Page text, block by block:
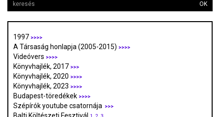
OK
1997 >>>>
A Társaság honlapja (2005-2015) >>>>
Videóvers >>>>
Könyvhajlék, 2017 >>>
Könyvhajlék, 2020 >>>>
Könyvhajlék, 2023 >>>>
Budapest-töredékek >>>>
Szépírók youtube csatornája >>>